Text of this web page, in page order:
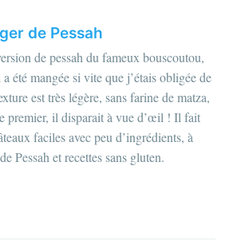
de Pessah
de pessah du fameux bouscoutou,
été mangée si vite que j’étais obligée de
est très légère, sans farine de matza,
premier, il disparait à vue d’œil ! Il fait
faciles avec peu d’ingrédients, à
Pessah et recettes sans gluten.